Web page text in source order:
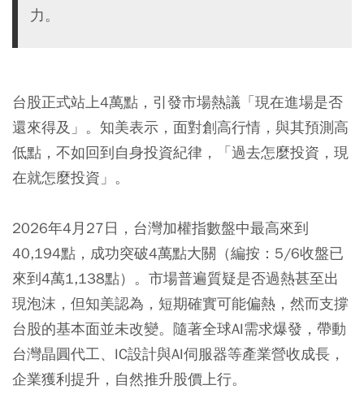
力。
台股正式站上4萬點，引發市場熱議「現在進場是否
還來得及」。知美表示，面對創高行情，與其預測高
低點，不如回到自身投資紀律，「過去怎麼投資，現
在就怎麼投資」。
2026年4月27日， 台灣加權指數盤中最高來到
40,194點，成功突破4萬點大關（編按：5/6收盤已
來到4萬1,138點）。市場普遍質疑是否過熱甚至出
現泡沫，但知美認為，短期確實可能偏熱，然而支撐
台股的基本面並未改變。隨著全球AI需求爆發，帶動
台灣晶圓代工、IC設計與AI伺服器等產業營收成長，
企業獲利提升，自然推升股價上行。